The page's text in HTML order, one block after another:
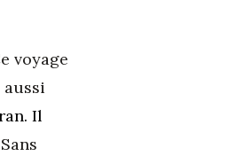
voyage
Il